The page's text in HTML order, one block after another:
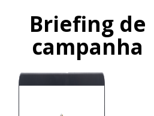
Briefing de
campanha